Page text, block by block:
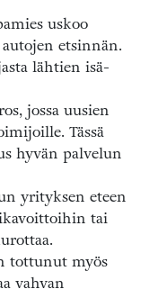
uskoo
etsinnän.
lähtien isä-
jossa uusien
Tässä
hyvän palvelun
yrityksen eteen
tai
tottunut myös
vahvan